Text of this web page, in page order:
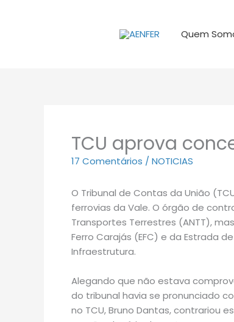
Quem
TCU aprova
17 Comentários / NOTICIAS
O Tribunal de Contas da União
ferrovias da Vale. O órgão de
Transportes Terrestres (ANTT),
Ferro Carajás (EFC) e da Estrada
Infraestrutura.
Alegando que não estava
do tribunal havia se pronunciado
no TCU, Bruno Dantas, contrariou